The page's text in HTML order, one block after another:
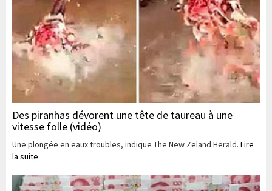
Des piranhas dévorent une tête de taureau à une
vitesse folle (vidéo)
Une plongée en eaux troubles, indique The New Zeland Herald. Lire
la suite